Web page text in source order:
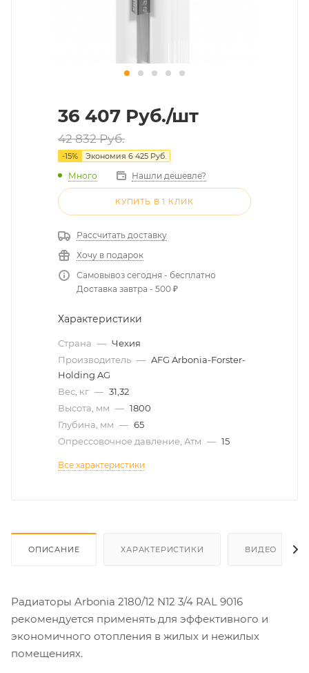
36 407 Руб./шт
42 832Руб.
-15% Экономия 6 425 Руб.
Много Нашли дешевле?
КУПИТЬ В 1 КЛИК
Рассчитать доставку
Хочу в подарок
Самовывоз сегодня - бесплатно
Доставка завтра - 500 ₽
Характеристики
Страна — Чехия
Производитель — AFG Arbonia-Forster-
Holding AG
Вес, кг — 31,32
Высота, мм — 1800
Глубина, мм — 65
Опрессовочное давление, Атм — 15
Все характеристики
ОПИСАНИЕ ХАРАКТЕРИСТИКИ ВИДЕО
Радиаторы Arbonia 2180/12 N12 3/4 RAL 9016
рекомендуется применять для эффективного и
экономичного отопления в жилых и нежилых
помещениях.